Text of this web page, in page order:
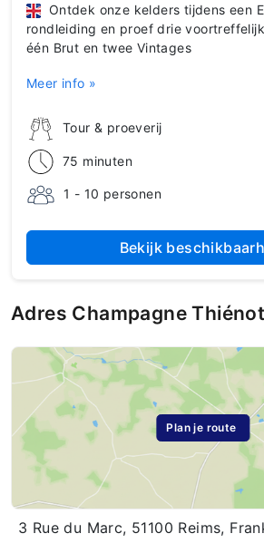
Tour & proeverij
75 minuten
1 - 10 personen
Ontdek onze kelders tijdens een
rondleiding en proef drie
één Brut en twee Vintages
Meer info »
Bekijk
Adres Champagne Thiénot
Plan je route
3 Rue du Marc, 51100 Reims,